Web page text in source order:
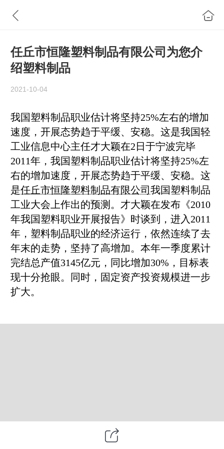
任丘市恒隆塑料制品有限公司为您介
绍塑料制品
2021-10-04
我国塑料制品职业估计将坚持25%左右的增加
速度，开展态势趋于平缓、安稳。这是我国轻
工业信息中心主任才大颖在2日于宁波完毕
2011年，我国塑料制品职业估计将坚持25%左
右的增加速度，开展态势趋于平缓、安稳。这
是任丘市恒隆塑料制品有限公司 我国塑料制品
工业大会上作出的预测。才大颖在发布《2010
年我国塑料职业开展报告》时谈到，进入2011
年，塑料制品职业的经济运行，依然连续了去
年末的走势，坚持了高增加。本年一季度累计
完结总产值3145亿元，同比增加30%，目标表
现十分抢眼。同时，固定资产投资规模进一步
扩大。